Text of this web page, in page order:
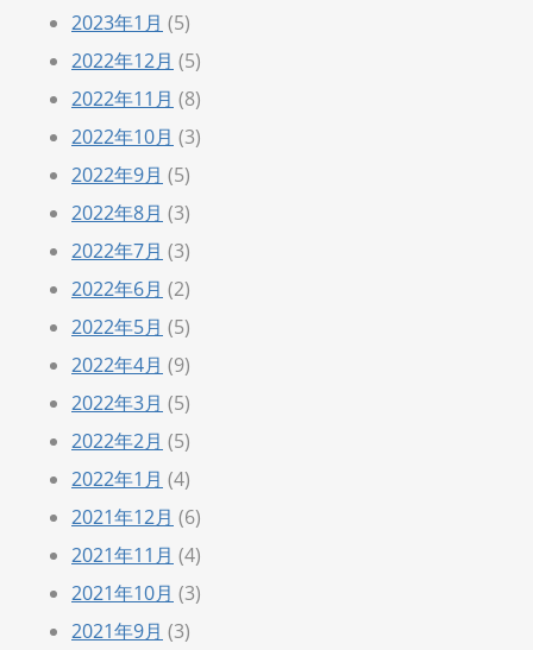
2023年1月 (5)
2022年12月 (5)
2022年11月 (8)
2022年10月 (3)
2022年9月 (5)
2022年8月 (3)
2022年7月 (3)
2022年6月 (2)
2022年5月 (5)
2022年4月 (9)
2022年3月 (5)
2022年2月 (5)
2022年1月 (4)
2021年12月 (6)
2021年11月 (4)
2021年10月 (3)
2021年9月 (3)